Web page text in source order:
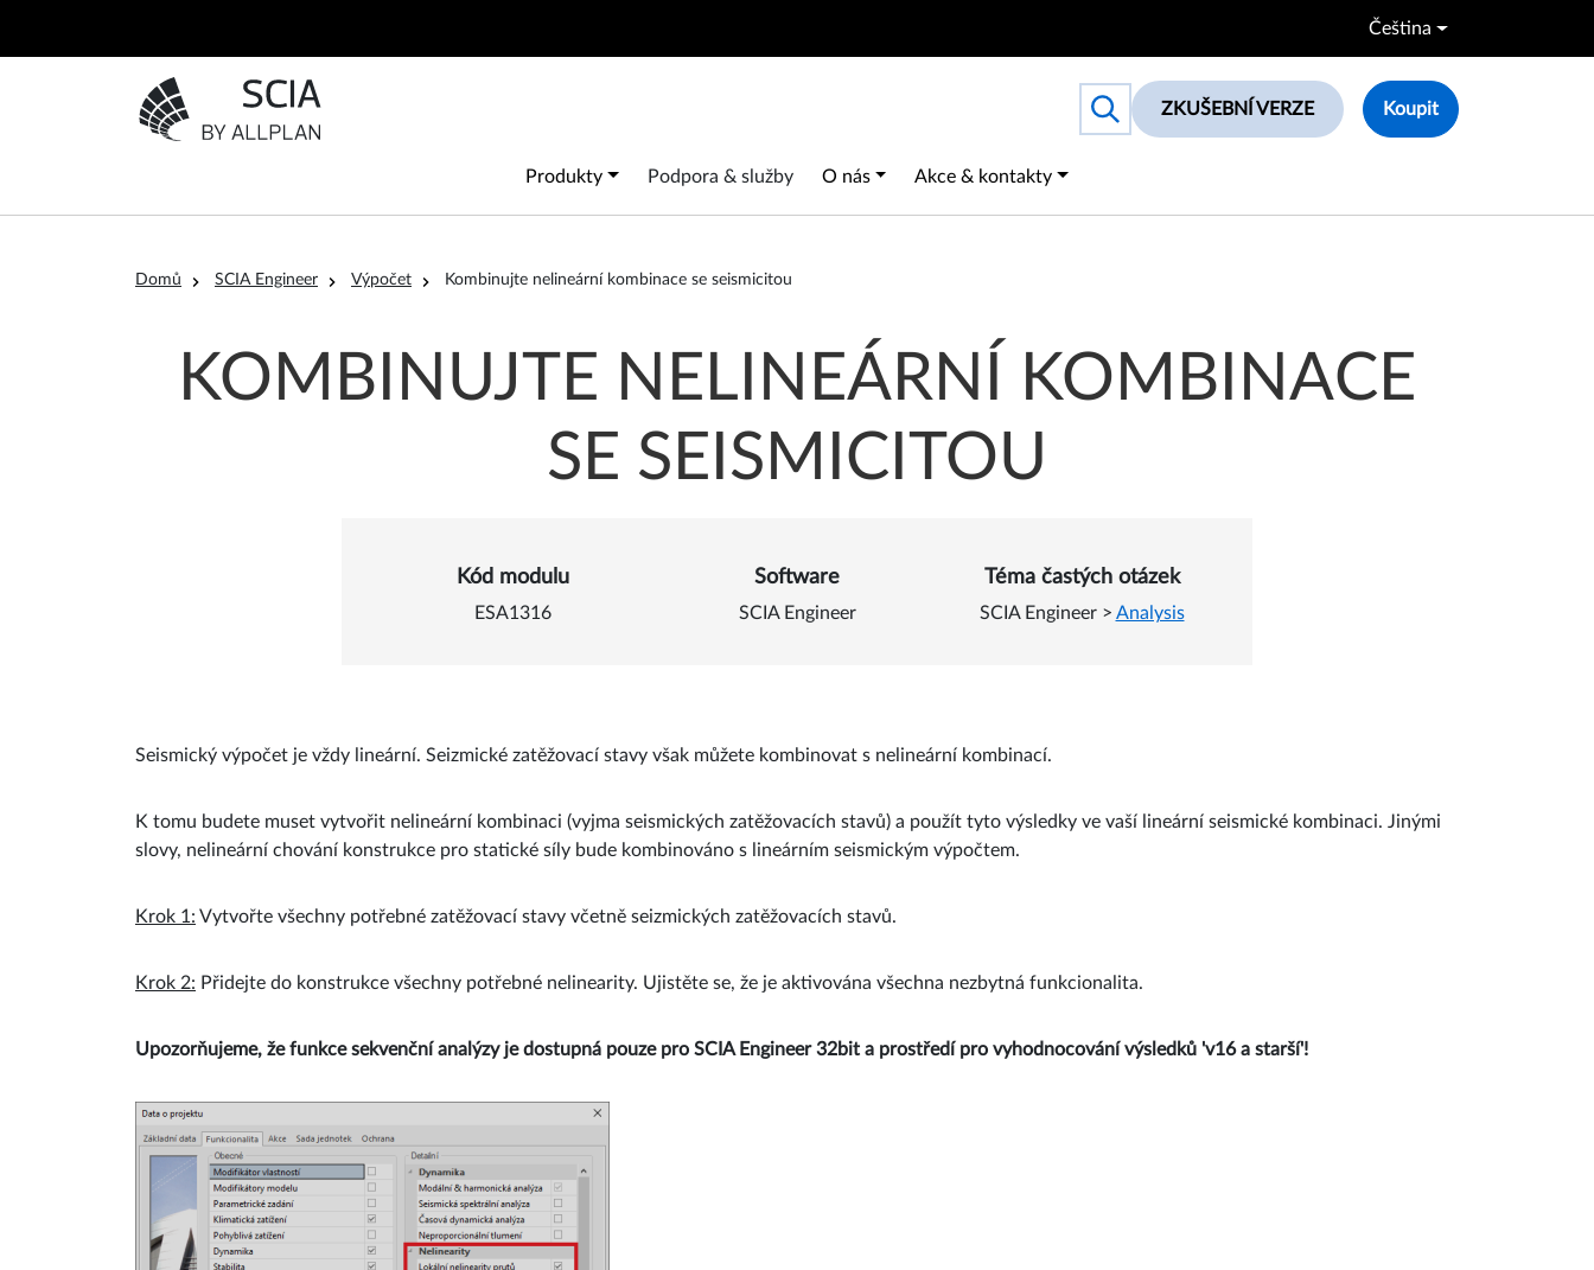
Čeština
Toggle search box
ZKUŠEBNÍ VERZE Koupit
Main navigation
Produkty Podpora & služby O nás Akce & kontakty
Drobečková navigace
Domů SCIA Engineer Výpočet Kombinujte nelineární kombinace se seismicitou
KOMBINUJTE NELINEÁRNÍ KOMBINACE
SE SEISMICITOU
Detail o Kombinujte nelineární kombinace se seismicitou
Kód modulu
ESA1316
Software
SCIA Engineer
Téma častých otázek
SCIA Engineer > Analysis
Seismický výpočet je vždy lineární. Seizmické zatěžovací stavy však můžete kombinovat s nelineární kombinací.
K tomu budete muset vytvořit nelineární kombinaci (vyjma seismických zatěžovacích stavů) a použít tyto výsledky ve vaší lineární seismické kombinaci. Jinými
slovy, nelineární chování konstrukce pro statické síly bude kombinováno s lineárním seismickým výpočtem.
Krok 1: Vytvořte všechny potřebné zatěžovací stavy včetně seizmických zatěžovacích stavů.
Krok 2: Přidejte do konstrukce všechny potřebné nelinearity. Ujistěte se, že je aktivována všechna nezbytná funkcionalita.
Upozorňujeme, že funkce sekvenční analýzy je dostupná pouze pro SCIA Engineer 32bit a prostředí pro vyhodnocování výsledků 'v16 a starší'!